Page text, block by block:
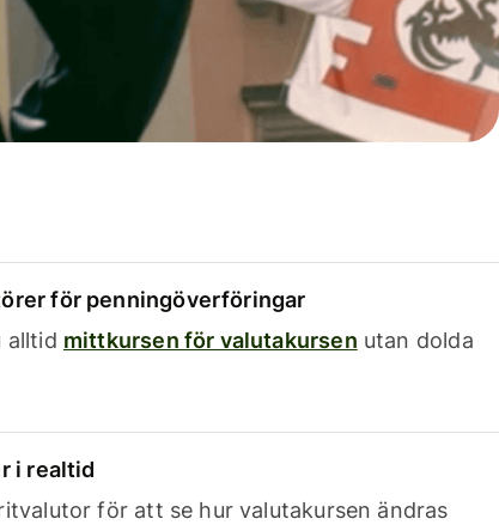
för penningöverföringar
alltid mittkursen för valutakursen utan dolda
i realtid
för att se hur valutakursen ändras